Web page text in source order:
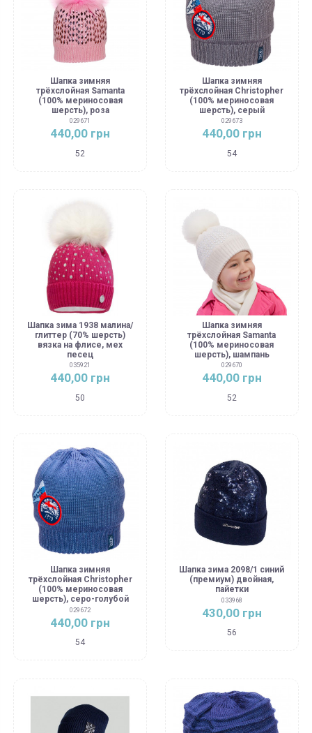
Шапка зимняя
трёхслойная Samanta
(100% мериносовая
шерсть), роза
029671
440,00 грн
52
Шапка зимняя
трёхслойная Christopher
(100% мериносовая
шерсть), серый
029673
440,00 грн
54
Шапка зима 1938 малина/
глиттер (70% шерсть)
вязка на флисе, мех
песец
035921
440,00 грн
50
Шапка зимняя
трёхслойная Samanta
(100% мериносовая
шерсть), шампань
029670
440,00 грн
52
Шапка зимняя
трёхслойная Christopher
(100% мериносовая
шерсть), серо-голубой
029672
440,00 грн
54
Шапка зима 2098/1 синий
(премиум) двойная,
пайетки
033968
430,00 грн
56